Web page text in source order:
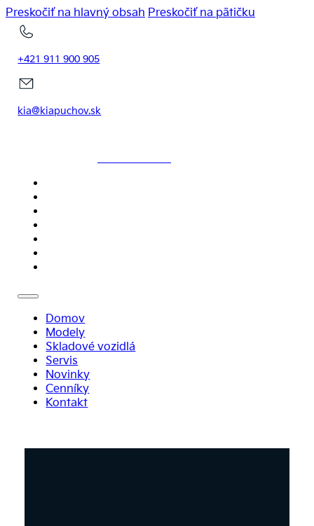
Preskočiť na hlavný obsah Preskočiť na pätičku
+421 911 900 905
kia@kiapuchov.sk
Domov
Modely
Skladové vozidlá
Servis
Novinky
Cenníky
Kontakt